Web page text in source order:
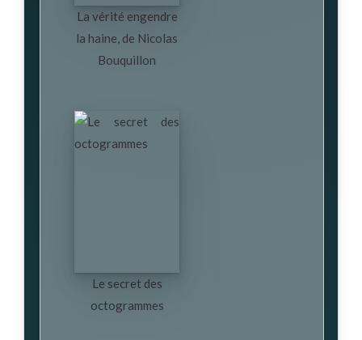
La vérité engendre
la haine, de Nicolas
Bouquillon
Le secret des
octogrammes